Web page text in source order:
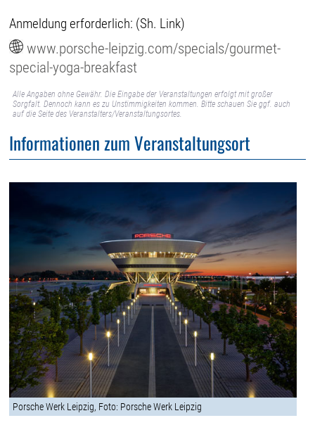
Anmeldung erforderlich: (Sh. Link)
www.porsche-leipzig.com/specials/gourmet-
special-yoga-breakfast
Alle Angaben ohne Gewähr. Die Eingabe der Veranstaltungen erfolgt mit großer
Sorgfalt. Dennoch kann es zu Unstimmigkeiten kommen. Bitte schauen Sie ggf. auch
auf die Seite des Veranstalters/Veranstaltungsortes.
Informationen zum Veranstaltungsort
Porsche Werk Leipzig, Foto: Porsche Werk Leipzig